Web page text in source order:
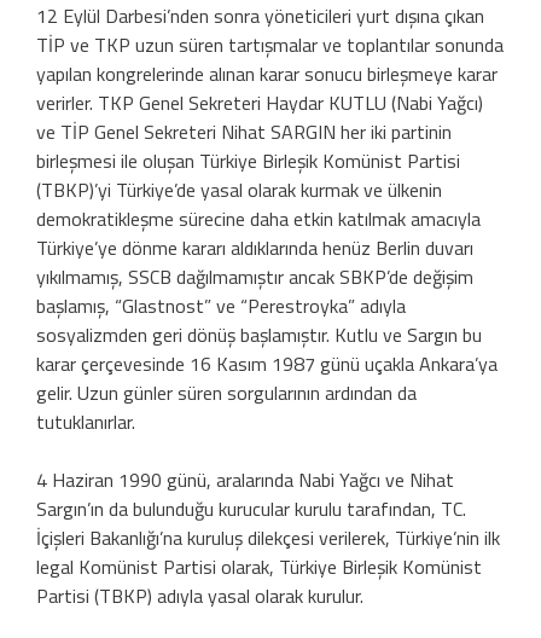
12 Eylül Darbesi’nden sonra yöneticileri yurt dışına çıkan
TİP ve TKP uzun süren tartışmalar ve toplantılar sonunda
yapılan kongrelerinde alınan karar sonucu birleşmeye karar
verirler. TKP Genel Sekreteri Haydar KUTLU (Nabi Yağcı)
ve TİP Genel Sekreteri Nihat SARGIN her iki partinin
birleşmesi ile oluşan Türkiye Birleşik Komünist Partisi
(TBKP)’yi Türkiye’de yasal olarak kurmak ve ülkenin
demokratikleşme sürecine daha etkin katılmak amacıyla
Türkiye’ye dönme kararı aldıklarında henüz Berlin duvarı
yıkılmamış, SSCB dağılmamıştır ancak SBKP’de değişim
başlamış, “Glastnost” ve “Perestroyka” adıyla
sosyalizmden geri dönüş başlamıştır. Kutlu ve Sargın bu
karar çerçevesinde 16 Kasım 1987 günü uçakla Ankara’ya
gelir. Uzun günler süren sorgularının ardından da
tutuklanırlar.
4 Haziran 1990 günü, aralarında Nabi Yağcı ve Nihat
Sargın’ın da bulunduğu kurucular kurulu tarafından, TC.
İçişleri Bakanlığı’na kuruluş dilekçesi verilerek, Türkiye’nin ilk
legal Komünist Partisi olarak, Türkiye Birleşik Komünist
Partisi (TBKP) adıyla yasal olarak kurulur.